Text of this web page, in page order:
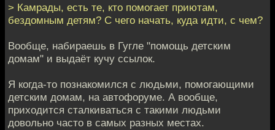
> Камрады, есть те, кто помогает приютам,
бездомным детям? С чего начать, куда идти, с чем?
Вообще, набираешь в Гугле "помощь детским
домам" и выдаёт кучу ссылок.
Я когда-то познакомился с людьми, помогающими
детским домам, на автофоруме. А вообще,
приходится сталкиваться с такими людьми
довольно часто в самых разных местах.